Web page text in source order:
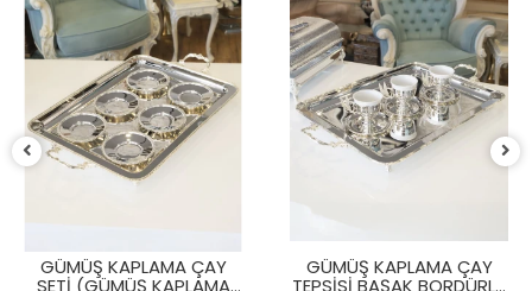
GÜMÜŞ KAPLAMA ÇAY
SETİ (GÜMÜŞ KAPLAMA
GÜMÜŞ KAPLAMA ÇAY
TEPSİSİ BAŞAK BORDÜRLÜ